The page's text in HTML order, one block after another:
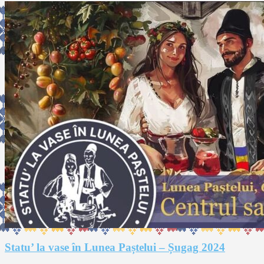
Statu’ la vase în Lunea Paștelui – Șugag 2024